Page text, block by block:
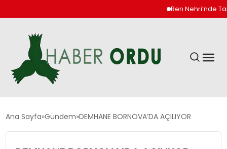
Ren Nehri’nde
GÜNDEM
Ana Sayfa Gündem DEMHANE BORNOVA’DA AÇILIYOR